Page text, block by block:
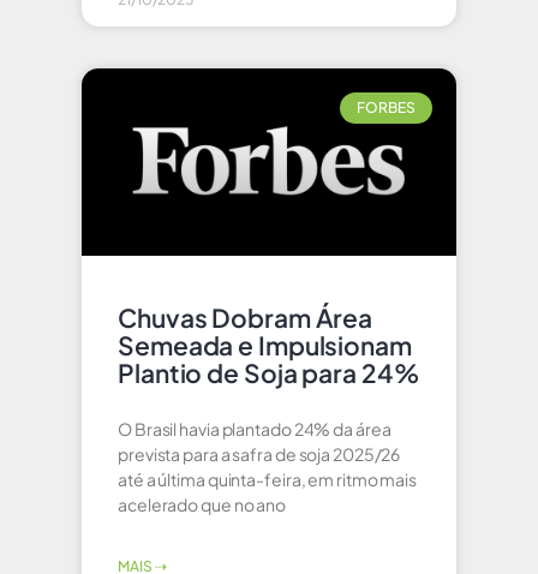
FORBES
Chuvas Dobram Área
Semeada e Impulsionam
Plantio de Soja para 24%
O Brasil havia plantado 24% da área
prevista para a safra de soja 2025/26
até a última quinta-feira, em ritmo mais
acelerado que no ano
MAIS ⇢